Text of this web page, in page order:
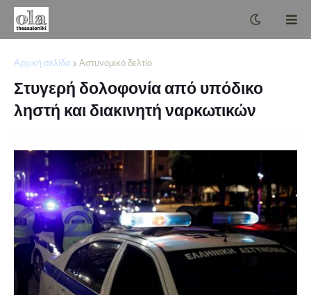
Αρχική σελίδα Αστυνομικό δελτίο
Στυγερή δολοφονία από υπόδικο
ληστή και διακινητή ναρκωτικών